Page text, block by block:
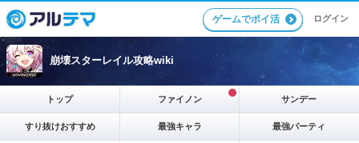
ゲームでポイ活 ログイン
崩壊スターレイル攻略wiki
トップ ファイノン サンデー
すり抜けおすすめ 最強キャラ 最強パーティ